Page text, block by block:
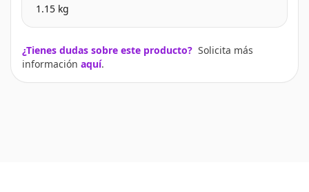
1.15 kg
¿Tienes dudas sobre este producto? Solicita más
información aquí.